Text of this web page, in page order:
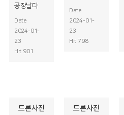
공장날다
Date
2024-01-
23
Hit 901
Date
2024-01-
23
Hit 798
드론사진 드론사진